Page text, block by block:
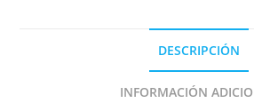
DESCRIPCIÓN
INFORMACIÓN